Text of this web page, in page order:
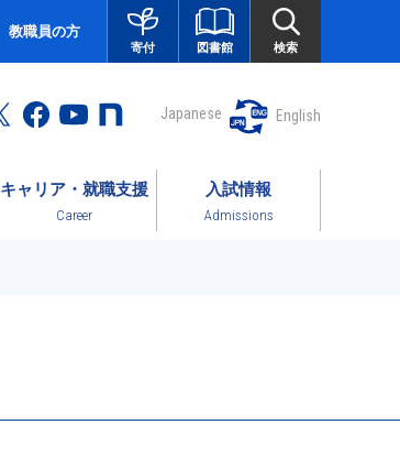
教職員の方
寄付 図書館 検索
Japanese English
キャリア・就職支援
Career
入試情報
Admissions